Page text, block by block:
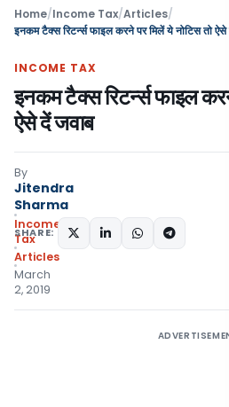
Home/Income Tax/Articles/
इनकम टैक्स रिटर्न्स फाइल करने पर मिलें ये नोटिस तो ऐसे
INCOME TAX
इनकम टैक्स रिटर्न्स फाइल करने
ऐसे दें जवाब
By
Jitendra
Sharma
Income
Tax
Articles
March
2, 2019
SHARE: